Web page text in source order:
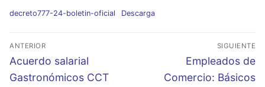
decreto777-24-boletin-oficial Descarga
Navegación
de
entradas
ANTERIOR
Entrada
anterior:
Acuerdo salarial
Gastronómicos CCT
SIGUIENTE
Entrada
siguiente:
Empleados de
Comercio: Básicos